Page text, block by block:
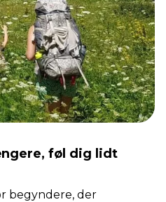
føl dig lidt
begyndere, der